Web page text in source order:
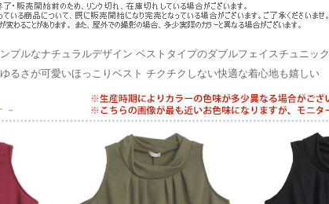
プルなナチュラルデザイン ベストタイプのダブルフェイスチュニック
ゆるさが可愛いほっこりベスト チクチクしない快適な着心地も嬉しい